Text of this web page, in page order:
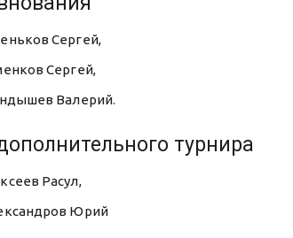
Сергей,
Сергей,
Валерий.
турнира
Расул,
Юрий